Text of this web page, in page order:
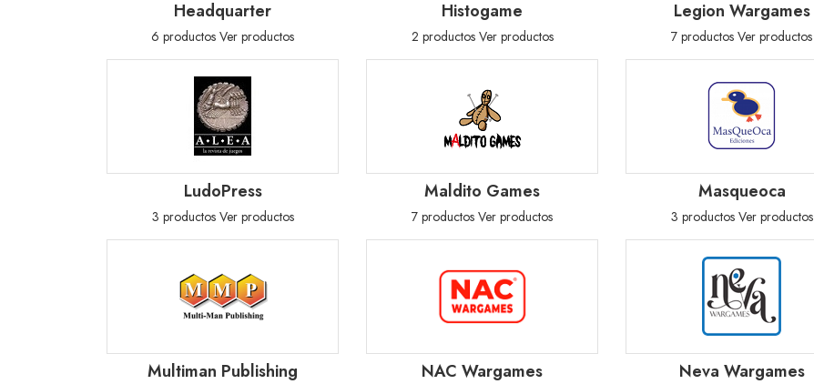
Headquarter
6 productos Ver productos
Histogame
2 productos Ver productos
Legion Wargames
7 productos Ver productos
LudoPress
3 productos Ver productos
Maldito Games
7 productos Ver productos
Masqueoca
3 productos Ver productos
Multiman Publishing NAC Wargames Neva Wargames